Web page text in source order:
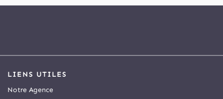
LIENS UTILES
Notre Agence